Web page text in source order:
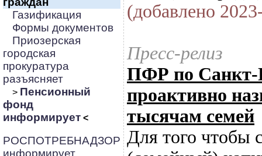
Газификация
Формы документов
Приозерская
городская
прокуратура
разъясняет
> Пенсионный
фонд
информирует <
РОСПОТРЕБНАДЗОР
информирует
(добавлено
Пресс-релиз
ПФР по Санкт-
проактивно
тысячам семей
Для того чтобы